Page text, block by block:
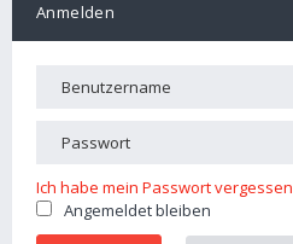
Anmelden
Ich habe mein Passwort vergessen
Angemeldet bleiben